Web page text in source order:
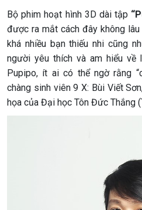
Bộ phim hoạt hình 3D dài tập
được ra mắt cách đây không
khá nhiều bạn thiếu nhi cũng
người yêu thích và am hiểu về
Pupipo, ít ai có thể ngờ rằng
chàng sinh viên 9 X: Bùi Viết
họa của Đại học Tôn Đức Thắng